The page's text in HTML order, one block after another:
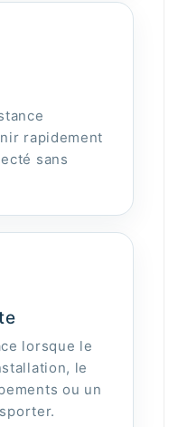
rapidement
sans
lorsque le
le
ou un